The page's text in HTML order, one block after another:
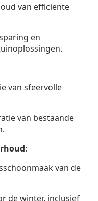
van efficiënte
en
van sfeervolle
van bestaande
:
van de
de winter, inclusief